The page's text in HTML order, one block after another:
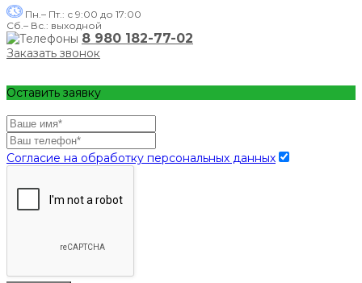
Пн.– Пт.: с 9:00 до 17:00
Сб.– Вс.: выходной
8 980 182-77-02
Заказать звонок
Оставить заявку
Согласие на обработку персональных данных